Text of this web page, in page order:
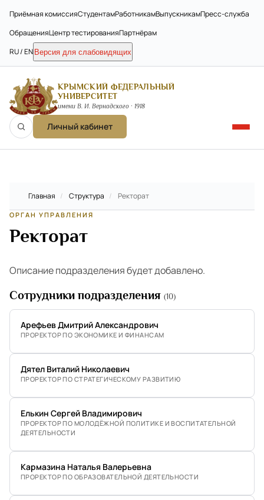
Приёмная комиссияСтудентамРаботникамВыпускникамПресс-служба
ОбращенияЦентр тестированияПартнёрам
RU / EN Версия для слабовидящих
КРЫМСКИЙ ФЕДЕРАЛЬНЫЙ
УНИВЕРСИТЕТ
имени В. И. Вернадского · 1918
Личный кабинет
Главная / Структура / Ректорат
ОРГАН УПРАВЛЕНИЯ
Ректорат
Описание подразделения будет добавлено.
Сотрудники подразделения (10)
Арефьев Дмитрий Александрович
ПРОРЕКТОР ПО ЭКОНОМИКЕ И ФИНАНСАМ
Дятел Виталий Николаевич
ПРОРЕКТОР ПО СТРАТЕГИЧЕСКОМУ РАЗВИТИЮ
Елькин Сергей Владимирович
ПРОРЕКТОР ПО МОЛОДЁЖНОЙ ПОЛИТИКЕ И ВОСПИТАТЕЛЬНОЙ
ДЕЯТЕЛЬНОСТИ
Кармазина Наталья Валерьевна
ПРОРЕКТОР ПО ОБРАЗОВАТЕЛЬНОЙ ДЕЯТЕЛЬНОСТИ